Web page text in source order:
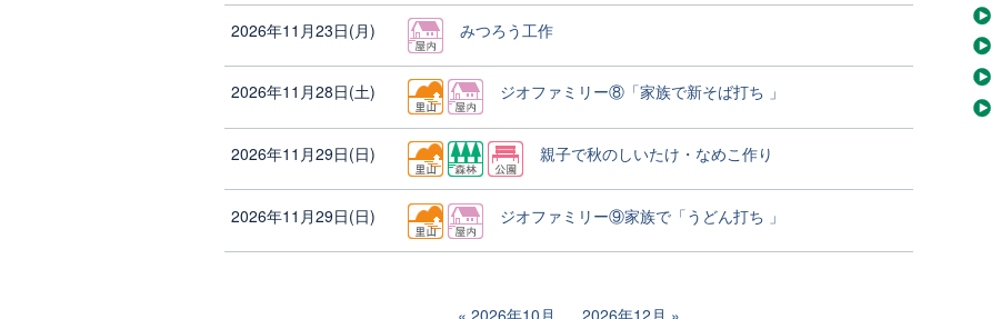
2026年11月23日(月) みつろう工作
2026年11月28日(土) ジオファミリー⑧「家族で新そば打ち 」
2026年11月29日(日) 親子で秋のしいたけ・なめこ作り
2026年11月29日(日) ジオファミリー⑨家族で「うどん打ち 」